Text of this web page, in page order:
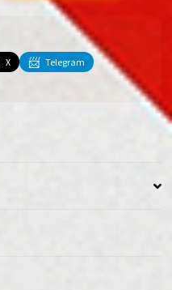
X 📨 Telegram